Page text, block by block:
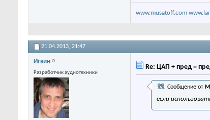
www.musatoff.com
21.04.2013, 21:47
Игвин
Разработчик аудиотехники
Re: ЦАП + пред =
Сообщение от
если